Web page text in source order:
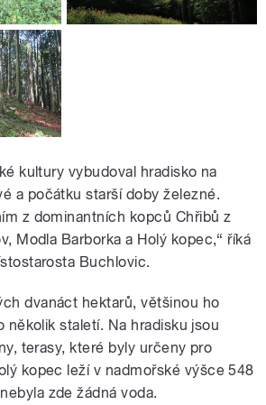
kultury vybudoval hradisko na
a počátku starší doby železné.
z dominantních kopců Chřibů z
Modla Barborka a Holý kopec,“ říká
Buchlovic.
dvanáct hektarů, většinou ho
několik staletí. Na hradisku jsou
terasy, které byly určeny pro
kopec leží v nadmořské výšce 548
zde žádná voda.